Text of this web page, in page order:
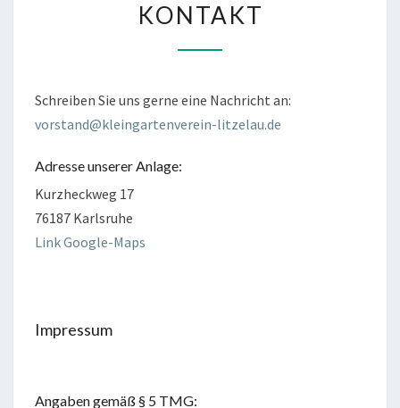
KONTAKT
Schreiben Sie uns gerne eine Nachricht an:
vorstand@kleingartenverein-litzelau.de
Adresse unserer Anlage:
Kurzheckweg 17
76187 Karlsruhe
Link Google-Maps
Impressum
Angaben gemäß § 5 TMG: